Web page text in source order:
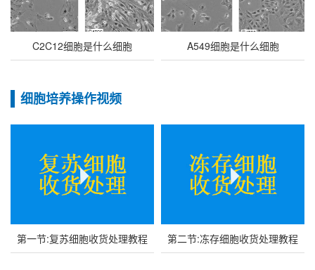
C2C12细胞是什么细胞 A549细胞是什么细胞
细胞培养操作视频
第一节:复苏细胞收货处理教程 第二节:冻存细胞收货处理教程